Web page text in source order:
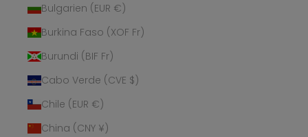
Bulgarien (EUR €)
Burkina Faso (XOF Fr)
Burundi (BIF Fr)
Cabo Verde (CVE $)
Chile (EUR €)
China (CNY ¥)